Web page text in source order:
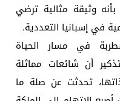
وثيقة مثالية ترضي
في إسبانيا التعددية.
في مسار الحياة
أن شائعات مماثلة
ذاتها، تحدثت عن صلة ما